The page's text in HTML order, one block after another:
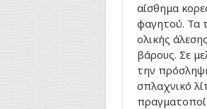
αίσθημα
φαγητού. Τα
ολικής
βάρους. Σε
την
σπλαχνικό